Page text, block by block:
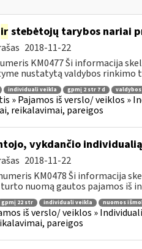
irstebėtojų tarybos nariai
2018-11-22
KM0477 Ši informacija
nustatytą valdybos rinkimo
individuali veikla gpmį 2 str 7 d
» Pajamos iš verslo/ veiklos »
reikalavimai, pareigos
vykdančio
2018-11-22
KM0478 Ši informacija
nuomą gautos pajamos iš
gpmį 22 str individuali veikla nuomos
iš verslo/ veiklos »
pareigos